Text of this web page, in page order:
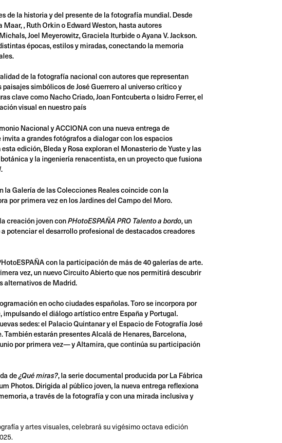
de la historia y del presente de la fotografía mundial. Desde
, Ruth Orkin o Edward Weston, hasta autores
Joel Meyerowitz, Graciela Iturbide o Ayana V. Jackson.
épocas, estilos y miradas, conectando la memoria
de la fotografía nacional con autores que representan
simbólicos de José Guerrero al universo crítico y
clave como Nacho Criado, Joan Fontcuberta o Isidro Ferrer, el
visual en nuestro país
Nacional y ACCIONA con una nueva entrega de
a grandes fotógrafos a dialogar con los espacios
edición, Bleda y Rosa exploran el Monasterio de Yuste y las
y la ingeniería renacentista, en un proyecto que fusiona
.
la Galería de las Colecciones Reales coincide con la
por primera vez en los Jardines del Campo del Moro.
creación joven conPHotoESPAÑA PRO Talento a bordo, un
potenciar el desarrollo profesional de destacados creadores
con la participación de más de 40 galerías de arte.
vez, un nuevo Circuito Abierto que nos permitirá descubrir
alternativos de Madrid.
en ocho ciudades españolas. Toro se incorpora por
, impulsando el diálogo artístico entre España y Portugal.
sedes: el Palacio Quintanar y el Espacio de Fotografía José
estarán presentes Alcalá de Henares, Barcelona,
por primera vez— y Altamira, que continúa su participación
de¿Qué miras?, la serie documental producida por La Fábrica
Photos. Dirigida al público joven, la nueva entrega reflexiona
a través de la fotografía y con una mirada inclusiva y
y artes visuales, celebrará su vigésimo octava edición